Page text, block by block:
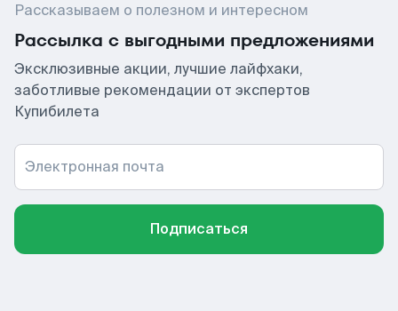
Рассказываем о полезном и интересном
Рассылка с выгодными предложениями
Эксклюзивные акции, лучшие лайфхаки,
заботливые рекомендации от экспертов
Купибилета
Электронная почта
Подписаться